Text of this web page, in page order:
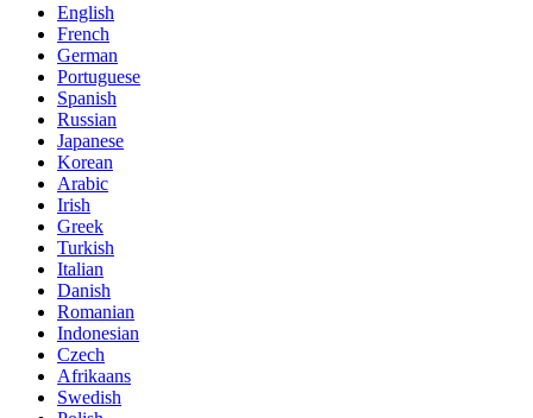
English
French
German
Portuguese
Spanish
Russian
Japanese
Korean
Arabic
Irish
Greek
Turkish
Italian
Danish
Romanian
Indonesian
Czech
Afrikaans
Swedish